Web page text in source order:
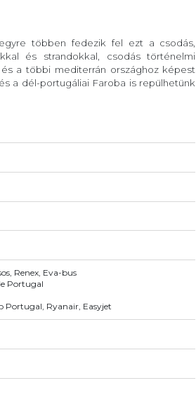
többen fedezik fel ezt a csodás,
és strandokkal, csodás történelmi
a többi mediterrán országhoz képest
a dél-portugáliai Faroba is repülhetünk
Renex, Eva-bus
Portugal
Portugal, Ryanair, Easyjet